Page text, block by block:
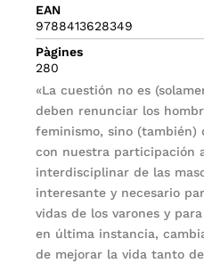
EAN
9788413628349
Pàgines
280
«La cuestión no es
deben renunciar los
feminismo, sino (también)
con nuestra participación
interdisciplinar de las
interesante y necesario
vidas de los varones y
en última instancia,
de mejorar la vida tanto